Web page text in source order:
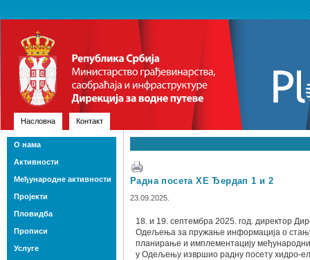
Насловна Контакт
Радна посета ХЕ Ђердап 1 и 2
23.09.2025.
18. и 19. септембра 2025. год. директор
Одељења за пружање информација о
планирање и имплементацију
у Одељењу извршио радну посету хидро-
О нама
Активности
Међународне активности
Пројекти
Пловидба
Прописи
Услуге